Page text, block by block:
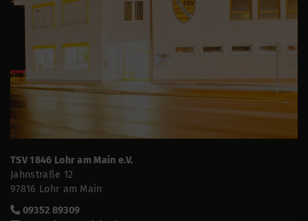
TSV 1846 Lohr am Main e.V.
Jahnstraße 12
97816 Lohr am Main
09352 89309